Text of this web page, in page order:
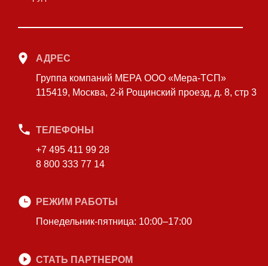
АДРЕС
Группа компаний МЕРА ООО «Мера-ТСП»
115419, Москва, 2-й Рощинский проезд, д. 8, стр 3
ТЕЛЕФОНЫ
+7 495 411 99 28
8 800 333 77 14
РЕЖИМ РАБОТЫ
Понедельник-пятница: 10:00–17:00
СТАТЬ ПАРТНЕРОМ